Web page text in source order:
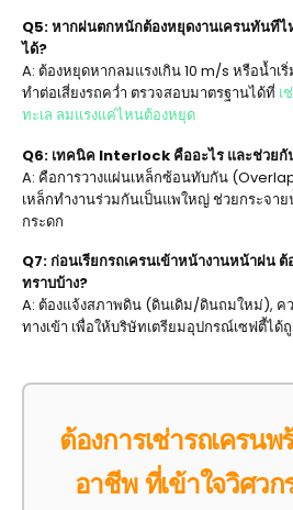
Q5: หากฝนตกหนักต้องหยุดงานเครนทันที
ได้?
A: ต้องหยุดหากลมแรงเกิน 10 m/s หรือน้ำ
ทำต่อเสี่ยงรถคว่ำ ตรวจสอบมาตรฐานได้ที่ เ
ทะเล ลมแรงแค่ไหนต้องหยุด
Q6: เทคนิค Interlock คืออะไร และช่วยกั
A: คือการวางแผ่นเหล็กซ้อนทับกัน
เหล็กทำงานร่วมกันเป็นแพใหญ่ ช่วยกระจา
กระดก
Q7: ก่อนเรียกรถเครนเข้าหน้างานหน้าฝน
ทราบบ้าง?
A: ต้องแจ้งสภาพดิน (ดินเดิม/ดินถมใหม่), ค
ทางเข้า เพื่อให้บริษัทเตรียมอุปกรณ์เซฟตี้ได้
ต้องการเช่ารถเครน
อาชีพ ที่เข้าใจวิศว